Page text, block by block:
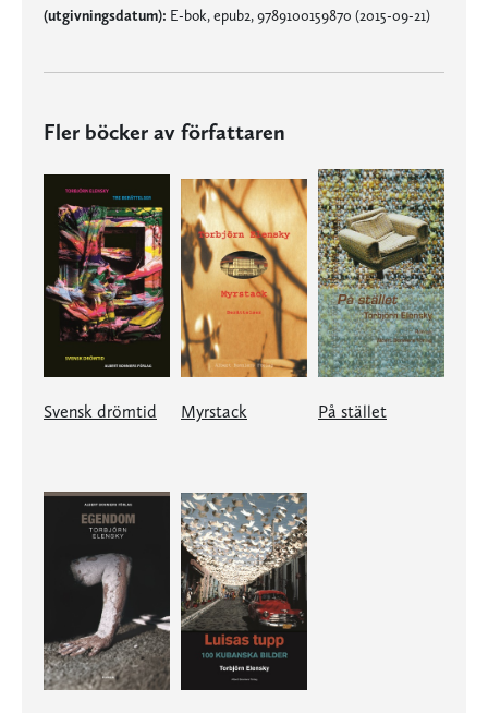
(utgivningsdatum): E-bok, epub2, 9789100159870 (2015-09-21)
Fler böcker av författaren
Svensk drömtid Myrstack På stället